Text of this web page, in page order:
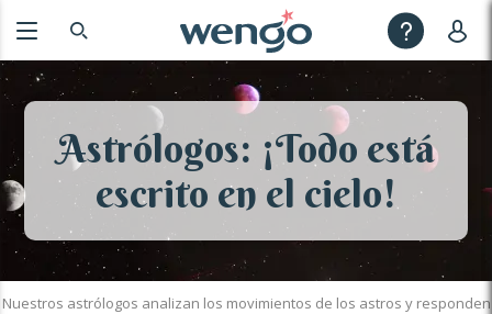
Astrólogos: ¡Todo está
escrito en el cielo!
Nuestros astrólogos analizan los movimientos de los astros y responden